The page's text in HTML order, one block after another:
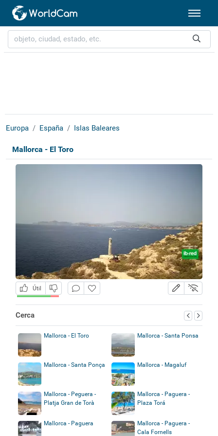
Europa España Islas Baleares
Mallorca - El Toro
Útil
Cerca
Mallorca - El Toro Mallorca - Santa Ponsa
Mallorca - Santa Ponça Mallorca - Magaluf
Mallorca - Peguera -
Platja Gran de Torà
Mallorca - Paguera -
Plaza Torá
Mallorca - Paguera
Mallorca - Paguera -
Cala Fornells